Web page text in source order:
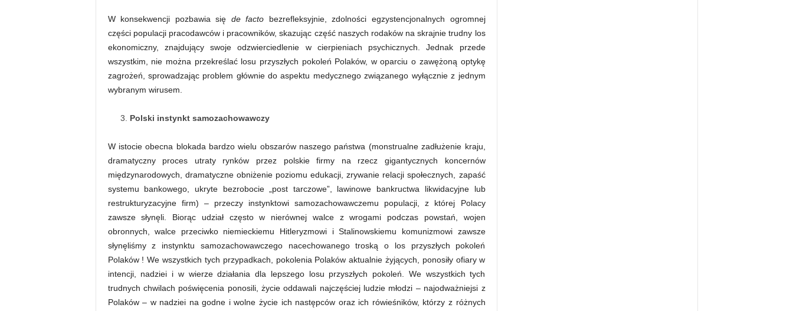
W konsekwencji pozbawia się de facto bezrefleksyjnie, zdolności egzystencjonalnych ogromnej
części populacji pracodawców i pracowników, skazując część naszych rodaków na skrajnie trudny los
ekonomiczny, znajdujący swoje odzwierciedlenie w cierpieniach psychicznych. Jednak przede
wszystkim, nie można przekreślać losu przyszłych pokoleń Polaków, w oparciu o zawężoną optykę
zagrożeń, sprowadzając problem głównie do aspektu medycznego związanego wyłącznie z jednym
wybranym wirusem.
Polski instynkt samozachowawczy
W istocie obecna blokada bardzo wielu obszarów naszego państwa (monstrualne zadłużenie kraju,
dramatyczny proces utraty rynków przez polskie firmy na rzecz gigantycznych koncernów
międzynarodowych, dramatyczne obniżenie poziomu edukacji, zrywanie relacji społecznych, zapaść
systemu bankowego, ukryte bezrobocie „post tarczowe”, lawinowe bankructwa likwidacyjne lub
restrukturyzacyjne firm) – przeczy instynktowi samozachowawczemu populacji, z której Polacy
zawsze słynęli. Biorąc udział często w nierównej walce z wrogami podczas powstań, wojen
obronnych, walce przeciwko niemieckiemu Hitleryzmowi i Stalinowskiemu komunizmowi zawsze
słynęliśmy z instynktu samozachowawczego nacechowanego troską o los przyszłych pokoleń
Polaków ! We wszystkich tych przypadkach, pokolenia Polaków aktualnie żyjących, ponosiły ofiary w
intencji, nadziei i w wierze działania dla lepszego losu przyszłych pokoleń. We wszystkich tych
trudnych chwilach poświęcenia ponosili, życie oddawali najczęściej ludzie młodzi – najodważniejsi z
Polaków – w nadziei na godne i wolne życie ich następców oraz ich rówieśników, którzy z różnych